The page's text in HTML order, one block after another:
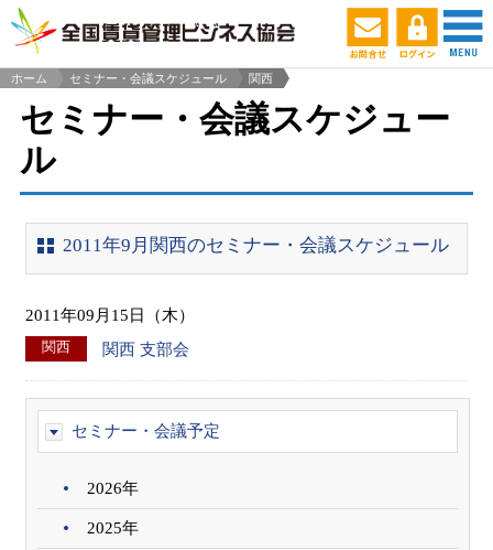
ホーム
セミナー・会議スケジュール
関西
セミナー・会議スケジュー
ル
2011年9月関西のセミナー・会議スケジュール
2011年09月15日（木）
関西 関西 支部会
セミナー・会議予定
2026年
2025年